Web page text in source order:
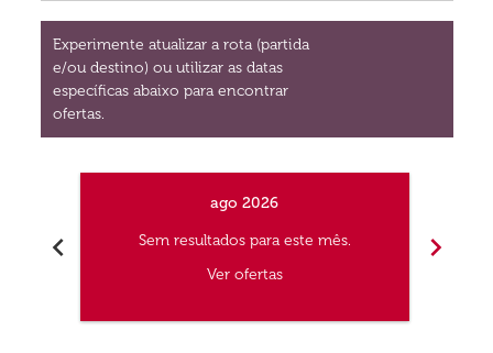
Experimente atualizar a rota (partida
e/ou destino) ou utilizar as datas
específicas abaixo para encontrar
ofertas.
chevron_left
ago 2026
Sem resultados para este mês.
Ver ofertas
chevron_right